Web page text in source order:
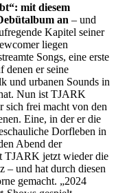
mit diesem
an – und
Kapitel seiner
liegen
Songs, eine erste
denen er seine
und urbanen Sounds in
Nun ist TJARK
sich frei macht von den
Eine, in der er die
Dorfleben in
Abend der
TJARK jetzt wieder die
– und hat durch diesen
gemacht. „2024